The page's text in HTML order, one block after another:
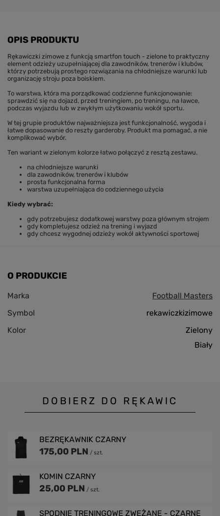
OPIS PRODUKTU
Rękawiczki zimowe z funkcją smartfon touch - zielone to praktyczny
element odzieży uzupełniającej dla zawodników, trenerów i klubów,
którzy potrzebują prostego rozwiązania na chłodniejsze warunki lub
organizację stroju poza boiskiem.
To warstwa, która ma porządkować codzienne funkcjonowanie:
sprawdzić się na dojazd, przed treningiem, po treningu, na ławce,
podczas wyjazdu lub w zwykłym użytkowaniu wokół sportu.
W tej grupie produktów najważniejsza jest funkcjonalność, wygoda i
łatwe dopasowanie do reszty garderoby. Produkt ma pomagać, a nie
komplikować wybór.
Ten wariant w zielonym kolorze łatwo połączyć z resztą zestawu.
na chłodniejsze warunki
dla zawodników, trenerów i klubów
prosta funkcjonalna forma
warstwa uzupełniająca do codziennego użycia
Kiedy wybrać:
gdy potrzebujesz dodatkowej warstwy poza głównym strojem
gdy kompletujesz odzież na trening i wyjazd
gdy chcesz wygodnej odzieży wokół aktywności sportowej
O PRODUKCIE
Marka
Football Masters
Symbol
rekawiczkizimowe
Kolor
Zielony
Biały
DOBIERZ DO RĘKAWIC
BEZRĘKAWNIK CZARNY
175,00 PLN / szt.
KOMIN CZARNY
25,00 PLN / szt.
SPODNIE TRENINGOWE ZWĘŻANE - CZARNE